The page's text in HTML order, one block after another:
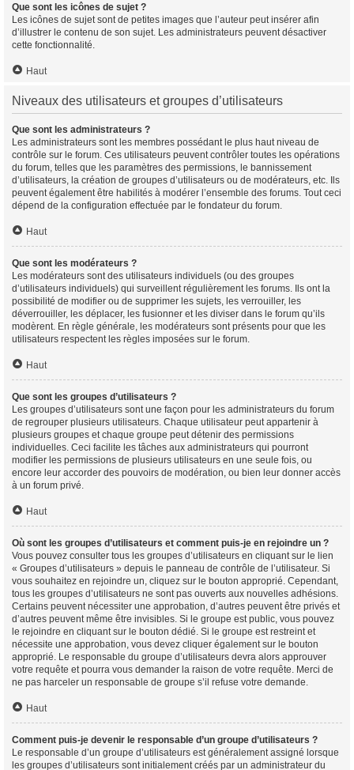
Que sont les icônes de sujet ?
Les icônes de sujet sont de petites images que l’auteur peut insérer afin
d’illustrer le contenu de son sujet. Les administrateurs peuvent désactiver
cette fonctionnalité.
Haut
Niveaux des utilisateurs et groupes d’utilisateurs
Que sont les administrateurs ?
Les administrateurs sont les membres possédant le plus haut niveau de
contrôle sur le forum. Ces utilisateurs peuvent contrôler toutes les opérations
du forum, telles que les paramètres des permissions, le bannissement
d’utilisateurs, la création de groupes d’utilisateurs ou de modérateurs, etc. Ils
peuvent également être habilités à modérer l’ensemble des forums. Tout ceci
dépend de la configuration effectuée par le fondateur du forum.
Haut
Que sont les modérateurs ?
Les modérateurs sont des utilisateurs individuels (ou des groupes
d’utilisateurs individuels) qui surveillent régulièrement les forums. Ils ont la
possibilité de modifier ou de supprimer les sujets, les verrouiller, les
déverrouiller, les déplacer, les fusionner et les diviser dans le forum qu’ils
modèrent. En règle générale, les modérateurs sont présents pour que les
utilisateurs respectent les règles imposées sur le forum.
Haut
Que sont les groupes d’utilisateurs ?
Les groupes d’utilisateurs sont une façon pour les administrateurs du forum
de regrouper plusieurs utilisateurs. Chaque utilisateur peut appartenir à
plusieurs groupes et chaque groupe peut détenir des permissions
individuelles. Ceci facilite les tâches aux administrateurs qui pourront
modifier les permissions de plusieurs utilisateurs en une seule fois, ou
encore leur accorder des pouvoirs de modération, ou bien leur donner accès
à un forum privé.
Haut
Où sont les groupes d’utilisateurs et comment puis-je en rejoindre un ?
Vous pouvez consulter tous les groupes d’utilisateurs en cliquant sur le lien
« Groupes d’utilisateurs » depuis le panneau de contrôle de l’utilisateur. Si
vous souhaitez en rejoindre un, cliquez sur le bouton approprié. Cependant,
tous les groupes d’utilisateurs ne sont pas ouverts aux nouvelles adhésions.
Certains peuvent nécessiter une approbation, d’autres peuvent être privés et
d’autres peuvent même être invisibles. Si le groupe est public, vous pouvez
le rejoindre en cliquant sur le bouton dédié. Si le groupe est restreint et
nécessite une approbation, vous devez cliquer également sur le bouton
approprié. Le responsable du groupe d’utilisateurs devra alors approuver
votre requête et pourra vous demander la raison de votre requête. Merci de
ne pas harceler un responsable de groupe s’il refuse votre demande.
Haut
Comment puis-je devenir le responsable d’un groupe d’utilisateurs ?
Le responsable d’un groupe d’utilisateurs est généralement assigné lorsque
les groupes d’utilisateurs sont initialement créés par un administrateur du